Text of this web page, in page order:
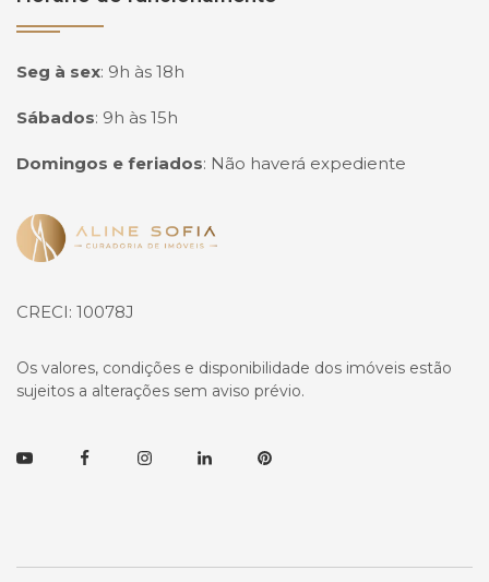
Seg à sex: 9h às 18h
Sábados: 9h às 15h
Domingos e feriados: Não haverá expediente
Página inicial
CRECI: 10078J
Os valores, condições e disponibilidade dos imóveis estão
sujeitos a alterações sem aviso prévio.
YoutubeFacebookInstagramLinkedinPinterest